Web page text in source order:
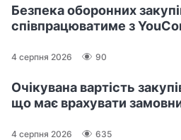
Безпека оборонних
співпрацюватиме з
4 серпня 2026 90
Очікувана вартість
що має врахувати
4 серпня 2026 635